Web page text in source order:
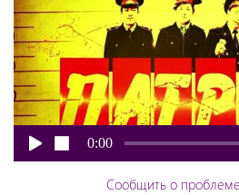
0:00
Сообщить о